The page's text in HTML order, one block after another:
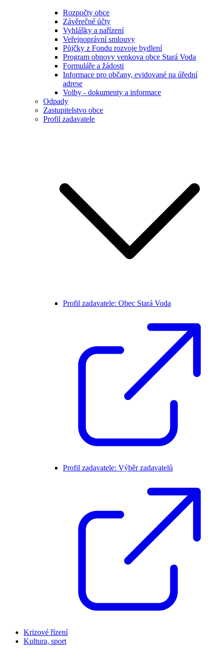
Rozpočty obce
Závěrečné účty
Vyhlášky a nařízení
Veřejnoprávní smlouvy
Půjčky z Fondu rozvoje bydlení
Program obnovy venkova obce Stará Voda
Formuláře a žádosti
Informace pro občany, evidované na úřední
adrese
Volby - dokumenty a informace
Odpady
Zastupitelstvo obce
Profil zadavatele
Profil zadavatele: Obec Stará Voda
Profil zadavatele: Výběr zadavatelů
Krizové řízení
Kultura, sport